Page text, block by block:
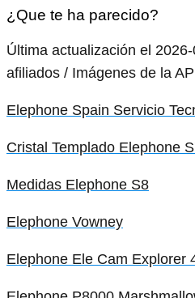
¿Que te ha parecido?
Última actualización el
afiliados / Imágenes de la
Elephone Spain Servicio
Cristal Templado Elephone
Medidas Elephone S8
Elephone Vowney
Elephone Ele Cam Explorer